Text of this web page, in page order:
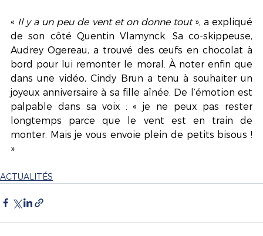
« Il y a un peu de vent et on donne tout », a expliqué
de son côté Quentin Vlamynck. Sa co-skippeuse,
Audrey Ogereau, a trouvé des œufs en chocolat à
bord pour lui remonter le moral. À noter enfin que
dans une vidéo, Cindy Brun a tenu à souhaiter un
joyeux anniversaire à sa fille aînée. De l’émotion est
palpable dans sa voix : « je ne peux pas rester
longtemps parce que le vent est en train de
monter. Mais je vous envoie plein de petits bisous !
»
ACTUALITÉS